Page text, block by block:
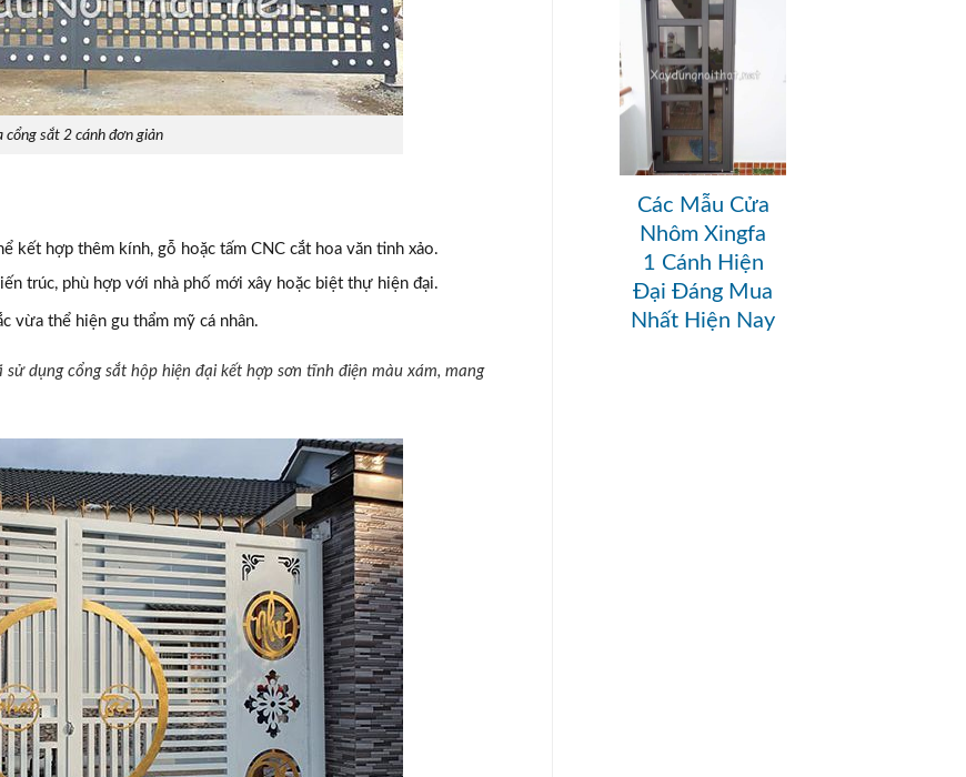
Các Mẫu Cửa
Nhôm Xingfa
1 Cánh Hiện
Đại Đáng Mua
Nhất Hiện Nay
cổng sắt 2 cánh đơn giản
kết hợp thêm kính, gỗ hoặc tấm CNC cắt hoa văn tinh xảo.
trúc, phù hợp với nhà phố mới xây hoặc biệt thự hiện đại.
vừa thể hiện gu thẩm mỹ cá nhân.
dụng cổng sắt hộp hiện đại kết hợp sơn tĩnh điện màu xám, mang